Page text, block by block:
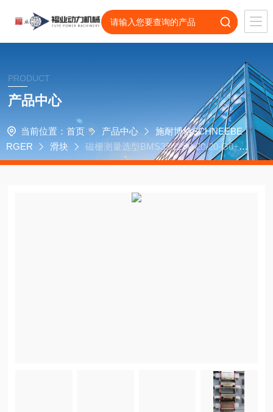
PRODUCT
产品中心
当前位置： 首页 产品中心
施耐博格SCHNEEBE
RGER
滑块
磁栅测量选型BMS35-2280-20-20-G0+B
RK施耐博格滑块